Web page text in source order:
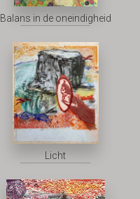
Balans in de oneindigheid
Licht